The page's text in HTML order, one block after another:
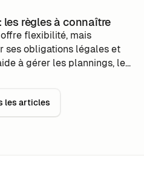
règles à connaître
flexibilité, mais
ses obligations légales et
à gérer les plannings, le
les articles